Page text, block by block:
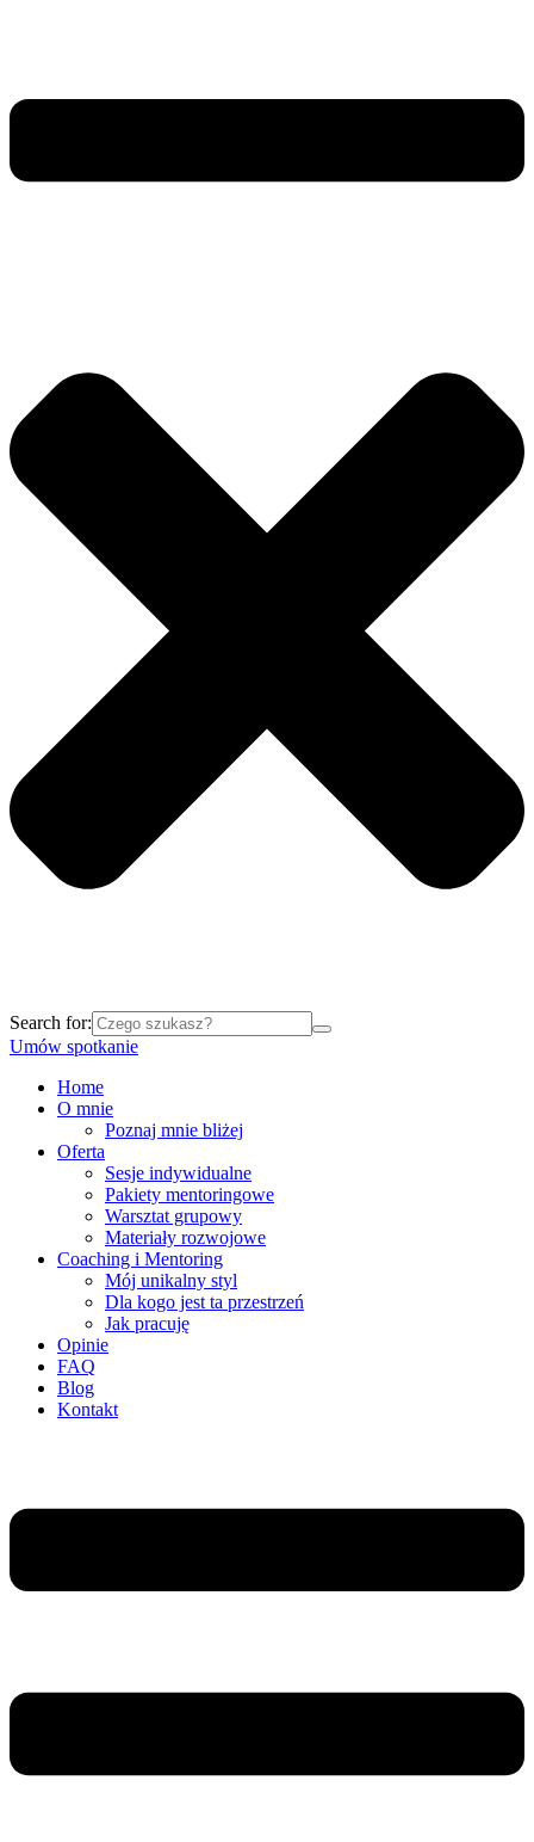
Search for:
Umów spotkanie
Home
O mnie
Poznaj mnie bliżej
Oferta
Sesje indywidualne
Pakiety mentoringowe
Warsztat grupowy
Materiały rozwojowe
Coaching i Mentoring
Mój unikalny styl
Dla kogo jest ta przestrzeń
Jak pracuję
Opinie
FAQ
Blog
Kontakt